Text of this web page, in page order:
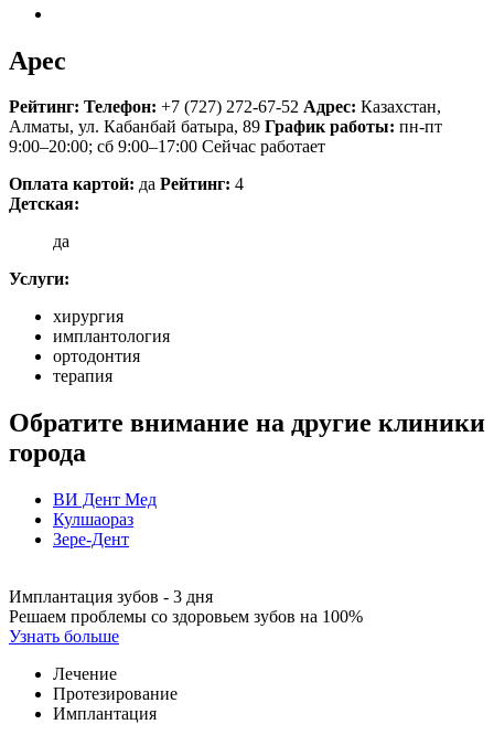
Арес
Рейтинг: Телефон: +7 (727) 272-67-52 Адрес: Казахстан,
Алматы, ул. Кабанбай батыра, 89 График работы: пн-пт
9:00–20:00; сб 9:00–17:00 Сейчас работает
Оплата картой: да Рейтинг: 4
Детская:
да
Услуги:
хирургия
имплантология
ортодонтия
терапия
Обратите внимание на другие клиники
города
ВИ Дент Мед
Кулшаораз
Зере-Дент
Имплантация зубов - 3 дня
Решаем проблемы со здоровьем зубов на 100%
Узнать больше
Лечение
Протезирование
Имплантация